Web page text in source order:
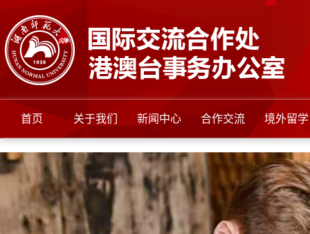
首页 关于我们 新闻中心 合作交流 境外留学